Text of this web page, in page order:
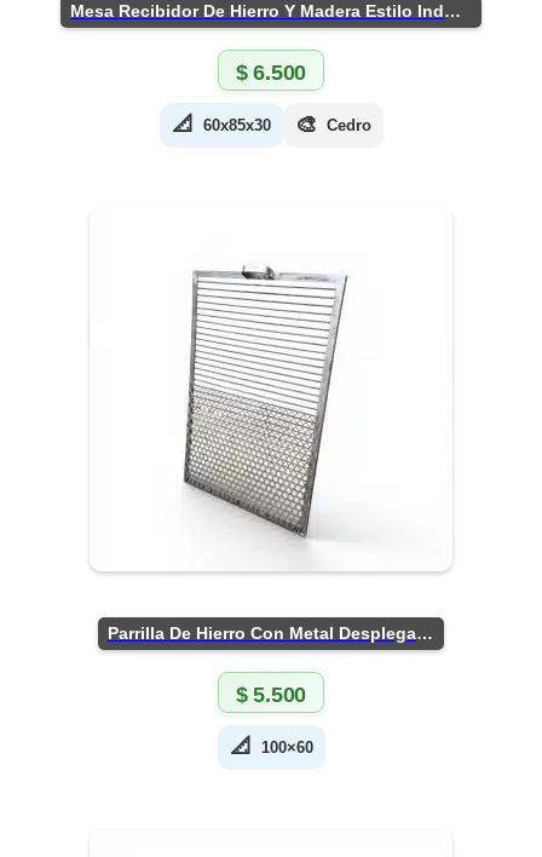
Mesa Recibidor De Hierro Y Madera Estilo Industrial
$6.500
📐 60x85x30 🎨 Cedro
Parrilla De Hierro Con Metal Desplegado
$5.500
📐 100×60